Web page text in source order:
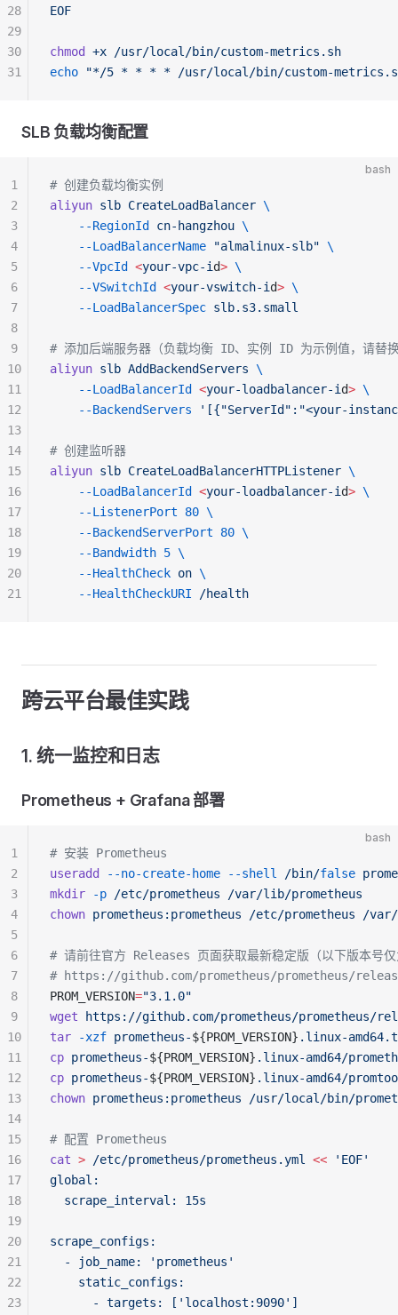
EOF
chmod +x /usr/local/bin/custom-metrics.sh
echo "*/5 * * * * /usr/local/bin/custom-
28
29
30
31
SLB 负载均衡配置
bash
# 创建负载均衡实例
aliyun slb CreateLoadBalancer \
    --RegionId
cn-hangzhou \
    --LoadBalancerName
"almalinux-slb" \
    --VpcId
<your-vpc-i d> \
    --VSwitchId
<your-vswitch-i d> \
    --LoadBalancerSpec
slb.s3.small
# 添加后端服务器（负载均衡 ID、实例 ID 为示例值，请替
aliyun slb AddBackendServers \
    --LoadBalancerId
<your-loadbalancer-i d> \
    --BackendServers
'[{"ServerId":"<your-
# 创建监听器
aliyun slb CreateLoadBalancerHTTPListener \
    --LoadBalancerId
<your-loadbalancer-i d> \
    --ListenerPort
80 \
    --BackendServerPort
80 \
    --Bandwidth
5 \
    --HealthCheck
on \
    --HealthCheckURI
/health
1
2
3
4
5
6
7
8
9
10
11
12
13
14
15
16
17
18
19
20
21
跨云平台最佳实践
1. 统一监控和日志
Prometheus + Grafana 部署
bash
# 安装 Prometheus
useradd
--no-create-home --shell /bin/false
mkdir -p /etc/prometheus /var/lib/prometheus
chown prometheus:prometheus /etc/prometheus /var/
# 请前往官方 Releases 页面获取最新稳定版（以下版本号仅
# https://github.com/prometheus/prometheus/
PROM_VERSION="3.1.0"
wget https://github.com/prometheus/prometheus/
tar -xzf prometheus-${PROM_VERSION} .linux-
cp prometheus-${PROM_VERSION} .linux-amd64/
cp prometheus-${PROM_VERSION} .linux-amd64/
chown prometheus:prometheus /usr/local/bin/
# 配置 Prometheus
cat > /etc/prometheus/prometheus.yml << 'EOF'
global:
  scrape_interval: 15s
scrape_configs:
  - job_name: 'prometheus'
    static_configs:
      - targets: ['localhost:9090']
1
2
3
4
5
6
7
8
9
10
11
12
13
14
15
16
17
18
19
20
21
22
23